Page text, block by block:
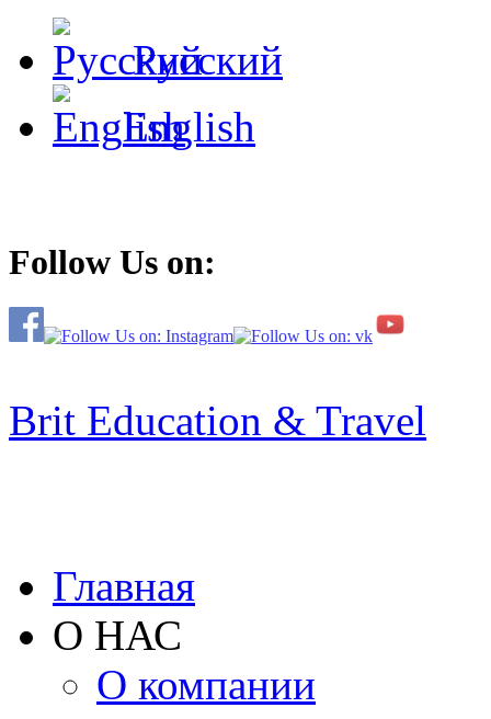
Русский
English
Follow Us on:
Brit Education & Travel
Главная
О НАС
О компании